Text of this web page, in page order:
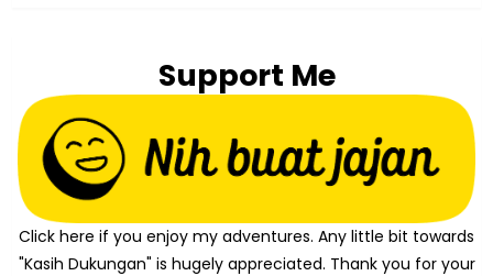
Support Me
Click here if you enjoy my adventures. Any little bit towards
"Kasih Dukungan" is hugely appreciated. Thank you for your